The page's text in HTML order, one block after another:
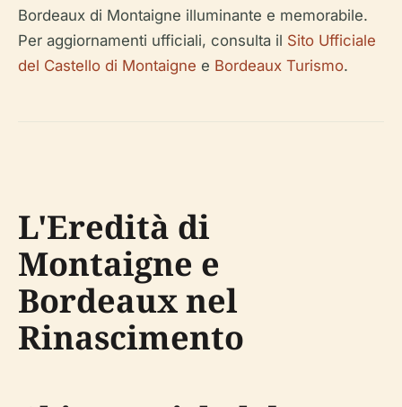
Bordeaux di Montaigne illuminante e memorabile.
Per aggiornamenti ufficiali, consulta il Sito Ufficiale
del Castello di Montaigne e Bordeaux Turismo.
L'Eredità di
Montaigne e
Bordeaux nel
Rinascimento